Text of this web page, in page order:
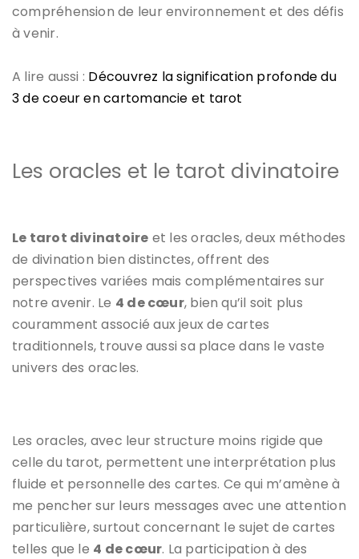
compréhension de leur environnement et des défis
à venir.
A lire aussi : Découvrez la signification profonde du
3 de coeur en cartomancie et tarot
Les oracles et le tarot divinatoire
Le tarot divinatoire et les oracles, deux méthodes
de divination bien distinctes, offrent des
perspectives variées mais complémentaires sur
notre avenir. Le 4 de cœur, bien qu’il soit plus
couramment associé aux jeux de cartes
traditionnels, trouve aussi sa place dans le vaste
univers des oracles.
Les oracles, avec leur structure moins rigide que
celle du tarot, permettent une interprétation plus
fluide et personnelle des cartes. Ce qui m’amène à
me pencher sur leurs messages avec une attention
particulière, surtout concernant le sujet de cartes
telles que le 4 de cœur. La participation à des